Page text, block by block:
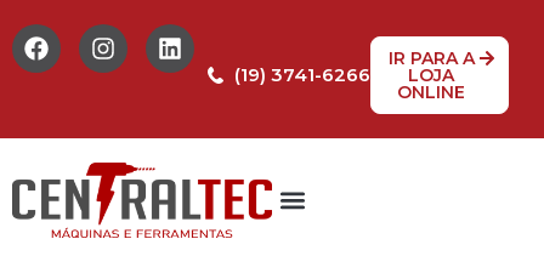
(19) 3741-6266
IR PARA A
LOJA
ONLINE